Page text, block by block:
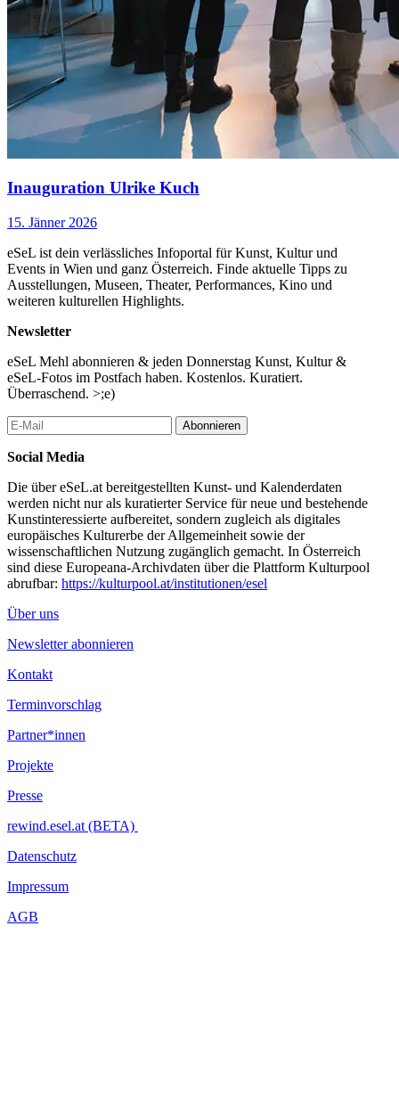
Inauguration Ulrike Kuch
15. Jänner 2026
eSeL ist dein verlässliches Infoportal für Kunst, Kultur und
Events in Wien und ganz Österreich. Finde aktuelle Tipps zu
Ausstellungen, Museen, Theater, Performances, Kino und
weiteren kulturellen Highlights.
Newsletter
eSeL Mehl abonnieren & jeden Donnerstag Kunst, Kultur &
eSeL-Fotos im Postfach haben. Kostenlos. Kuratiert.
Überraschend. >;e)
Abonnieren
Social Media
Die über eSeL.at bereitgestellten Kunst- und Kalenderdaten
werden nicht nur als kuratierter Service für neue und bestehende
Kunstinteressierte aufbereitet, sondern zugleich als digitales
europäisches Kulturerbe der Allgemeinheit sowie der
wissenschaftlichen Nutzung zugänglich gemacht. In Österreich
sind diese Europeana-Archivdaten über die Plattform Kulturpool
abrufbar: https://kulturpool.at/institutionen/esel
Über uns
Newsletter abonnieren
Kontakt
Terminvorschlag
Partner*innen
Projekte
Presse
rewind.esel.at (BETA)
Datenschutz
Impressum
AGB